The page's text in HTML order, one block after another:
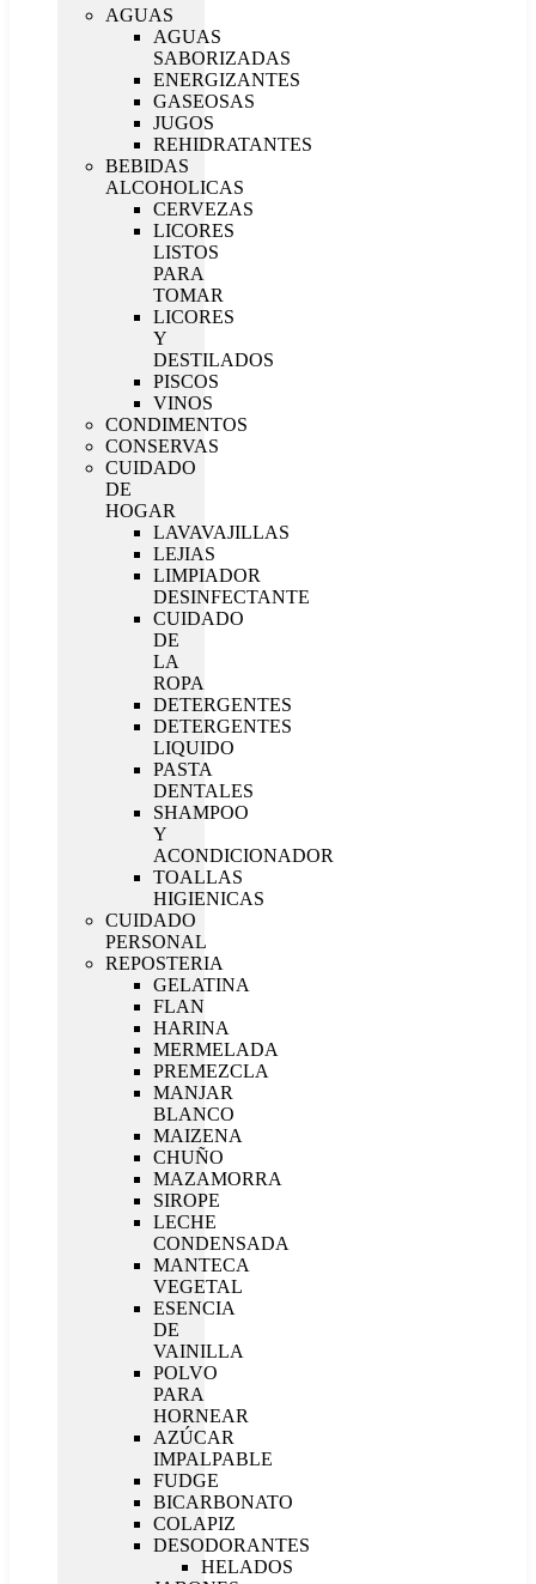
AGUAS
AGUAS
SABORIZADAS
ENERGIZANTES
GASEOSAS
JUGOS
REHIDRATANTES
BEBIDAS
ALCOHOLICAS
CERVEZAS
LICORES
LISTOS
PARA
TOMAR
LICORES
Y
DESTILADOS
PISCOS
VINOS
CONDIMENTOS
CONSERVAS
CUIDADO
DE
HOGAR
LAVAVAJILLAS
LEJIAS
LIMPIADOR
DESINFECTANTE
CUIDADO
DE
LA
ROPA
DETERGENTES
DETERGENTES
LIQUIDO
PASTA
DENTALES
SHAMPOO
Y
ACONDICIONADOR
TOALLAS
HIGIENICAS
CUIDADO
PERSONAL
REPOSTERIA
GELATINA
FLAN
HARINA
MERMELADA
PREMEZCLA
MANJAR
BLANCO
MAIZENA
CHUÑO
MAZAMORRA
SIROPE
LECHE
CONDENSADA
MANTECA
VEGETAL
ESENCIA
DE
VAINILLA
POLVO
PARA
HORNEAR
AZÚCAR
IMPALPABLE
FUDGE
BICARBONATO
COLAPIZ
DESODORANTES
HELADOS